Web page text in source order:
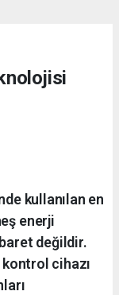
kullanılan en
enerji
değildir.
cihazı